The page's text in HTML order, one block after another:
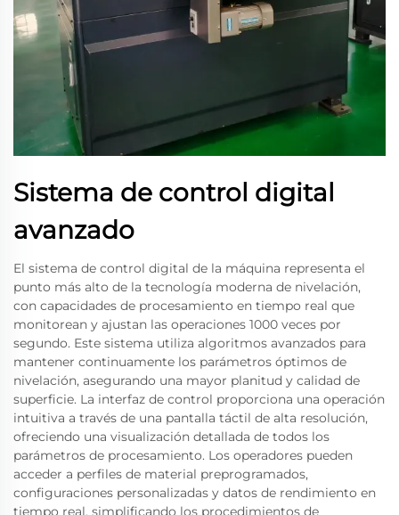
Sistema de control digital
avanzado
El sistema de control digital de la máquina representa el
punto más alto de la tecnología moderna de nivelación,
con capacidades de procesamiento en tiempo real que
monitorean y ajustan las operaciones 1000 veces por
segundo. Este sistema utiliza algoritmos avanzados para
mantener continuamente los parámetros óptimos de
nivelación, asegurando una mayor planitud y calidad de
superficie. La interfaz de control proporciona una operación
intuitiva a través de una pantalla táctil de alta resolución,
ofreciendo una visualización detallada de todos los
parámetros de procesamiento. Los operadores pueden
acceder a perfiles de material preprogramados,
configuraciones personalizadas y datos de rendimiento en
tiempo real, simplificando los procedimientos de